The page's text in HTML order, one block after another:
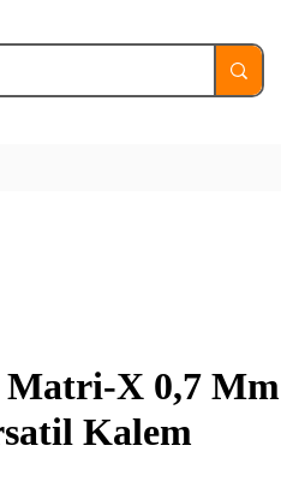
Matri-X 0,7 Mm
Kalem